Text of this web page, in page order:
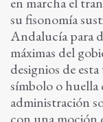
su fisonomía
Andalucía para
máximas del
designios de
símbolo o huella
administración